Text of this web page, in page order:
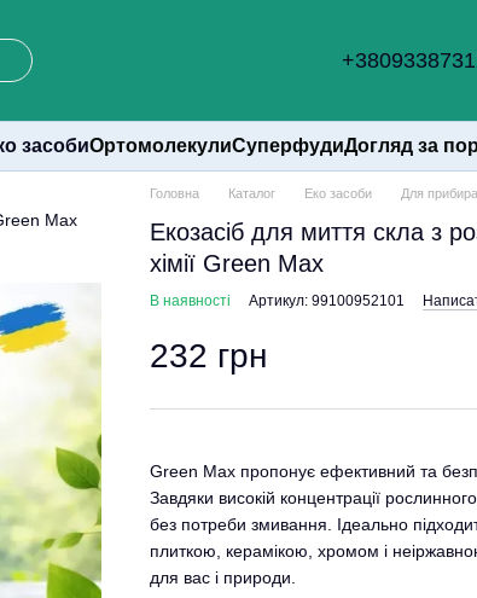
засобиОртомолекулиСуперфудиДогляд за
Головна Каталог Еко засоби Для
Екозасіб для миття скла з
хімії Green Max
В наявності Артикул: 99100952101
232 грн
Green Max пропонує ефективний та
Завдяки високій концентрації
без потреби змивання. Ідеально
плиткою, керамікою, хромом і
для вас і природи.